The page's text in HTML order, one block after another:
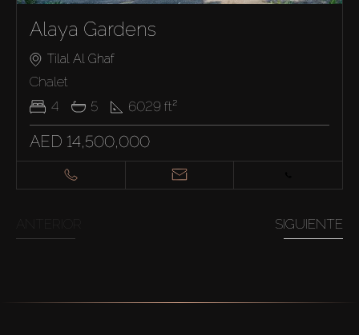
Alaya Gardens
Tilal Al Ghaf
Chalet
4
5 6029 ft²
AED 14,500,000
SIGUIENTE